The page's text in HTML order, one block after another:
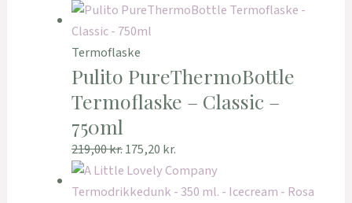
Termoflaske
Pulito PureThermoBottle
Termoflaske – Classic –
750ml
219,00kr.175,20 kr.